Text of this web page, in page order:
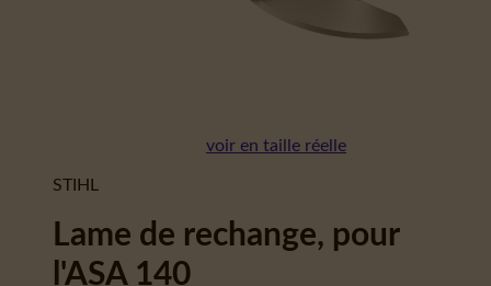
voir en taille réelle
STIHL
Lame de rechange, pour
l'ASA 140